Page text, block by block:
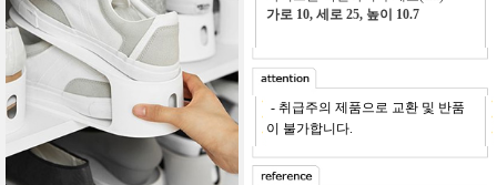
가로 10, 세로 25, 높이 10.7
- 취급주의 제품으로 교환 및 반품
이 불가합니다.